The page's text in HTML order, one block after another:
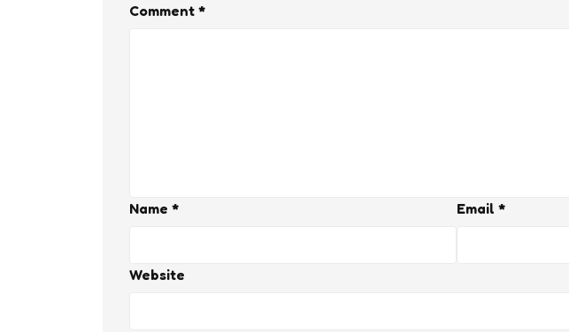
Comment *
Name * Email *
Website